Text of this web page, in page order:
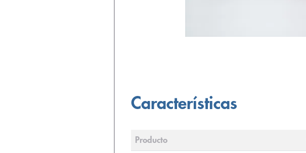
Características
Producto